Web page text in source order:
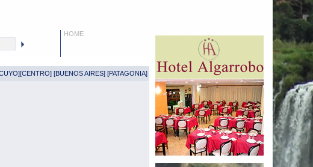
HOME
][CENTRO] [BUENOS AIRES] [PATAGONIA]